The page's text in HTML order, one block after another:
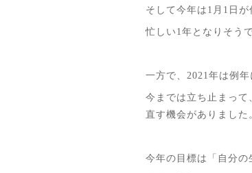
そして今年は1月1日が
忙しい1年となりそう
一方で、2021年は例
今までは立ち止まっ
直す機会がありました
今年の目標は「自分の